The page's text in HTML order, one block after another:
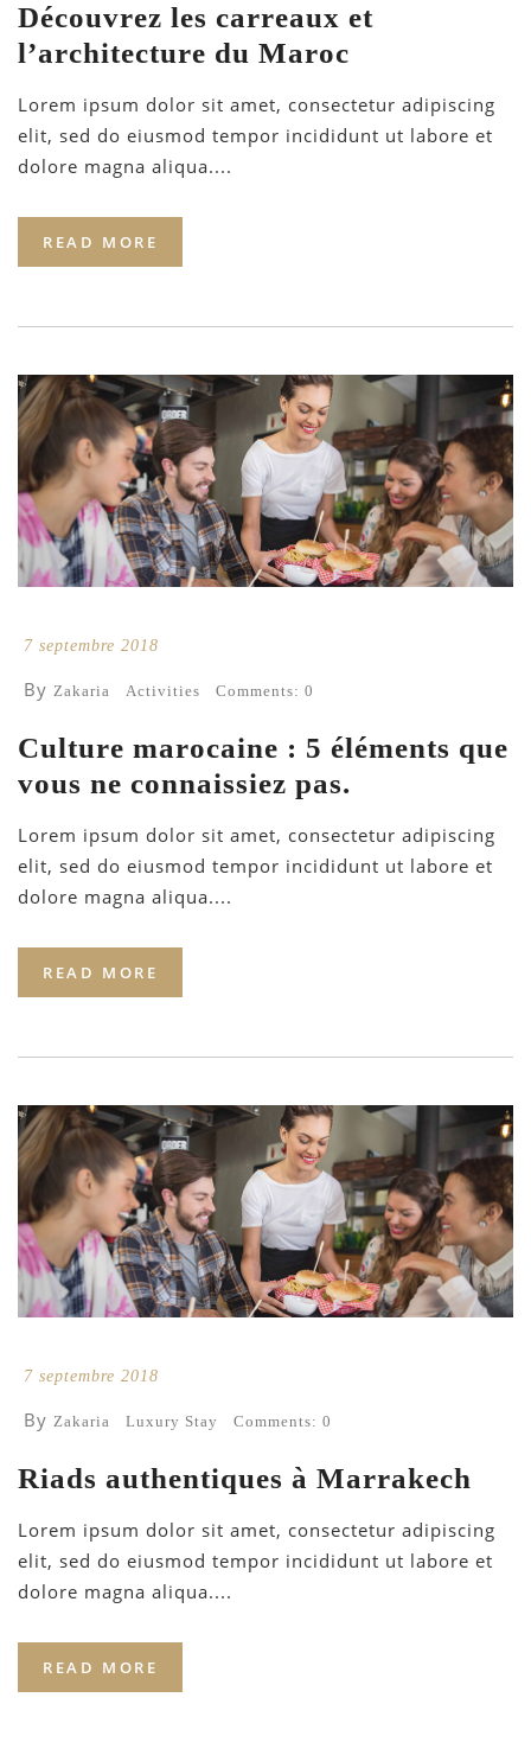
Découvrez les carreaux et
l’architecture du Maroc
Lorem ipsum dolor sit amet, consectetur adipiscing
elit, sed do eiusmod tempor incididunt ut labore et
dolore magna aliqua....
READ MORE
7 septembre 2018
By Zakaria Activities Comments: 0
Culture marocaine : 5 éléments que
vous ne connaissiez pas.
Lorem ipsum dolor sit amet, consectetur adipiscing
elit, sed do eiusmod tempor incididunt ut labore et
dolore magna aliqua....
READ MORE
7 septembre 2018
By Zakaria Luxury Stay Comments: 0
Riads authentiques à Marrakech
Lorem ipsum dolor sit amet, consectetur adipiscing
elit, sed do eiusmod tempor incididunt ut labore et
dolore magna aliqua....
READ MORE